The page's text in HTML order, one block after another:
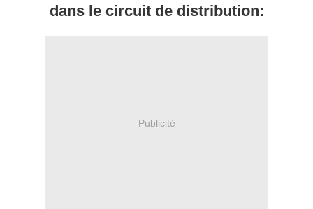
dans le circuit de distribution:
Publicité